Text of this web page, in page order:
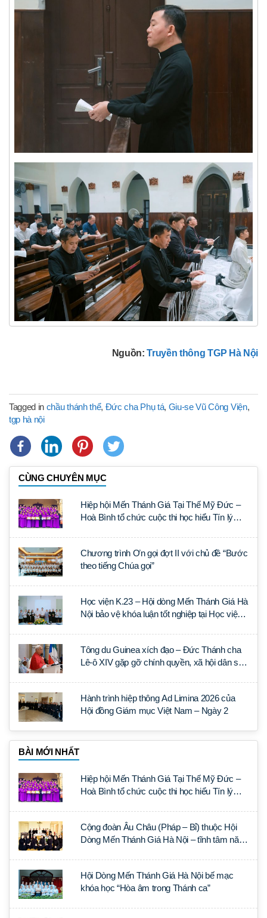
Nguồn:Truyền thông TGP Hà Nội
Tagged in chầu thánh thể, Đức cha Phụ tá, Giu-se Vũ Công Viện,
tgp hà nội
CÙNG CHUYÊN MỤC
Hiệp hội Mến Thánh Giá Tại Thế Mỹ Đức –
Hoà Bình tổ chức cuộc thi học hiểu Tín lý
Chương trình Ơn gọi đợt II với chủ đề “Bước
theo tiếng Chúa gọi”
Học viện K.23 – Hội dòng Mến Thánh Giá Hà
Nội bảo vệ khóa luận tốt nghiệp tại Học viện
Tông du Guinea xích đạo – Đức Thánh cha
Lê-ô XIV gặp gỡ chính quyền, xã hội dân sự
Hành trình hiệp thông Ad Limina 2026 của
Hội đồng Giám mục Việt Nam – Ngày 2
BÀI MỚI NHẤT
Hiệp hội Mến Thánh Giá Tại Thế Mỹ Đức –
Hoà Bình tổ chức cuộc thi học hiểu Tín lý
Cộng đoàn Âu Châu (Pháp – Bỉ) thuộc Hội
Dòng Mến Thánh Giá Hà Nội – tĩnh tâm năm
Hội Dòng Mến Thánh Giá Hà Nội bế mạc
khóa học “Hòa âm trong Thánh ca”